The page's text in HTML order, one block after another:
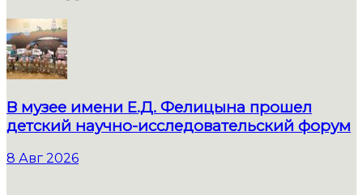
В музее имени Е.Д. Фелицына прошел
детский научно-исследовательский форум
8 Авг 2026